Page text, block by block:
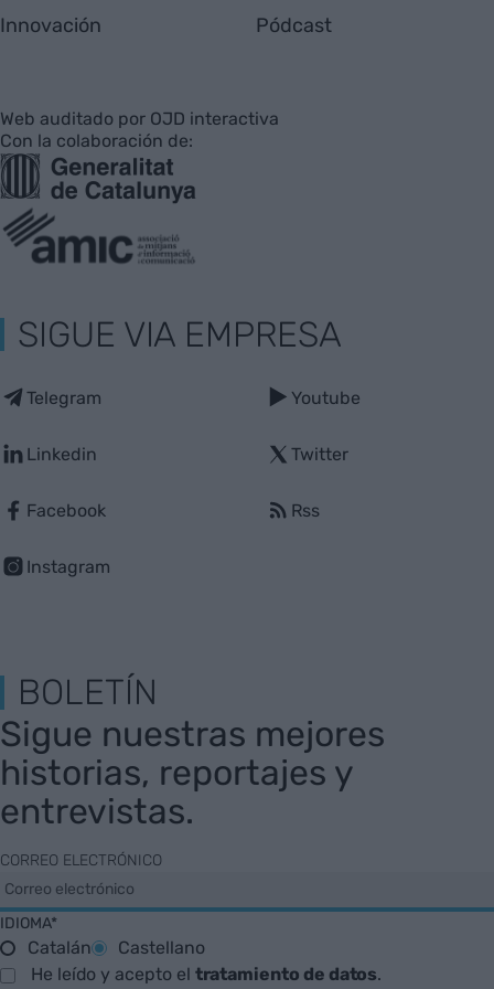
Innovación Pódcast
Web auditado por OJD interactiva
Con la colaboración de:
SIGUE VIA EMPRESA
Telegram
Linkedin
Facebook
Instagram
Youtube
Twitter
Rss
BOLETÍN
Sigue nuestras mejores
historias, reportajes y
entrevistas.
CORREO ELECTRÓNICO
IDIOMA*
Catalán
Castellano
He leído y acepto el tratamiento de datos.